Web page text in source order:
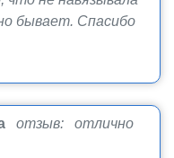
бывает. Спасибо
отзыв: отлично